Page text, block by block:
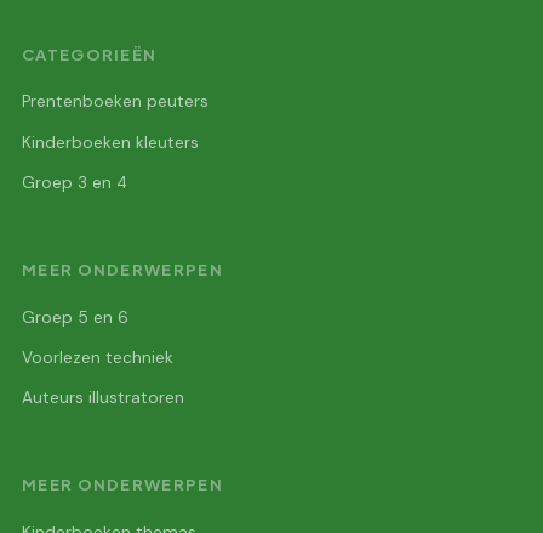
CATEGORIEËN
Prentenboeken peuters
Kinderboeken kleuters
Groep 3 en 4
MEER ONDERWERPEN
Groep 5 en 6
Voorlezen techniek
Auteurs illustratoren
MEER ONDERWERPEN